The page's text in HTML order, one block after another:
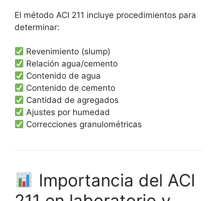
El método ACI 211 incluye procedimientos para
determinar:
Revenimiento (slump)
Relación agua/cemento
Contenido de agua
Contenido de cemento
Cantidad de agregados
Ajustes por humedad
Correcciones granulométricas
Importancia del ACI